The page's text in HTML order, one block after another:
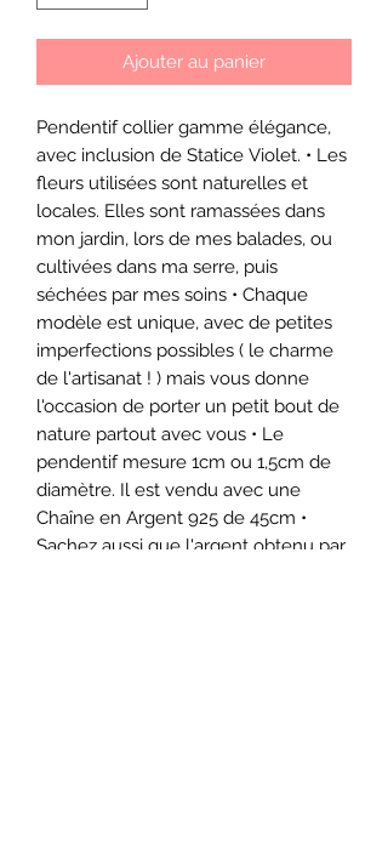
Ajouter au panier
Pendentif collier gamme élégance,
avec inclusion de Statice Violet. • Les
fleurs utilisées sont naturelles et
locales. Elles sont ramassées dans
mon jardin, lors de mes balades, ou
cultivées dans ma serre, puis
séchées par mes soins • Chaque
modèle est unique, avec de petites
imperfections possibles ( le charme
de l'artisanat ! ) mais vous donne
l'occasion de porter un petit bout de
nature partout avec vous • Le
pendentif mesure 1cm ou 1,5cm de
diamètre. Il est vendu avec une
Chaîne en Argent 925 de 45cm •
Sachez aussi que l'argent obtenu par